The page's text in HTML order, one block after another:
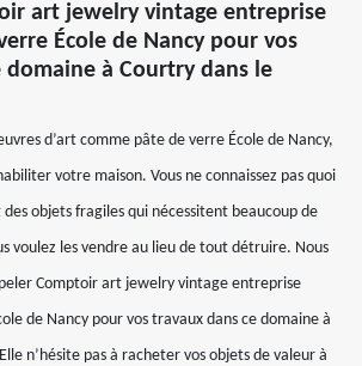
art jewelry vintage entreprise
École de Nancy pour vos
domaine à Courtry dans le
d’art comme pâte de verre École de Nancy,
votre maison. Vous ne connaissez pas quoi
objets fragiles qui nécessitent beaucoup de
voulez les vendre au lieu de tout détruire. Nous
Comptoir art jewelry vintage entreprise
de Nancy pour vos travaux dans ce domaine à
n’hésite pas à racheter vos objets de valeur à